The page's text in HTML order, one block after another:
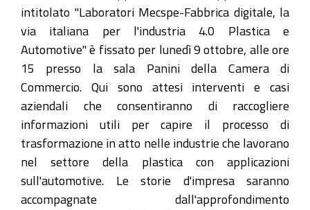
intitolato "Laboratori Mecspe-Fabbrica digitale, la
via italiana per l'industria 4.0 Plastica e
Automotive" è fissato per lunedì 9 ottobre, alle ore
15 presso la sala Panini della Camera di
Commercio. Qui sono attesi interventi e casi
aziendali che consentiranno di raccogliere
informazioni utili per capire il processo di
trasformazione in atto nelle industrie che lavorano
nel settore della plastica con applicazioni
sull'automotive. Le storie d'impresa saranno
accompagnate dall'approfondimento